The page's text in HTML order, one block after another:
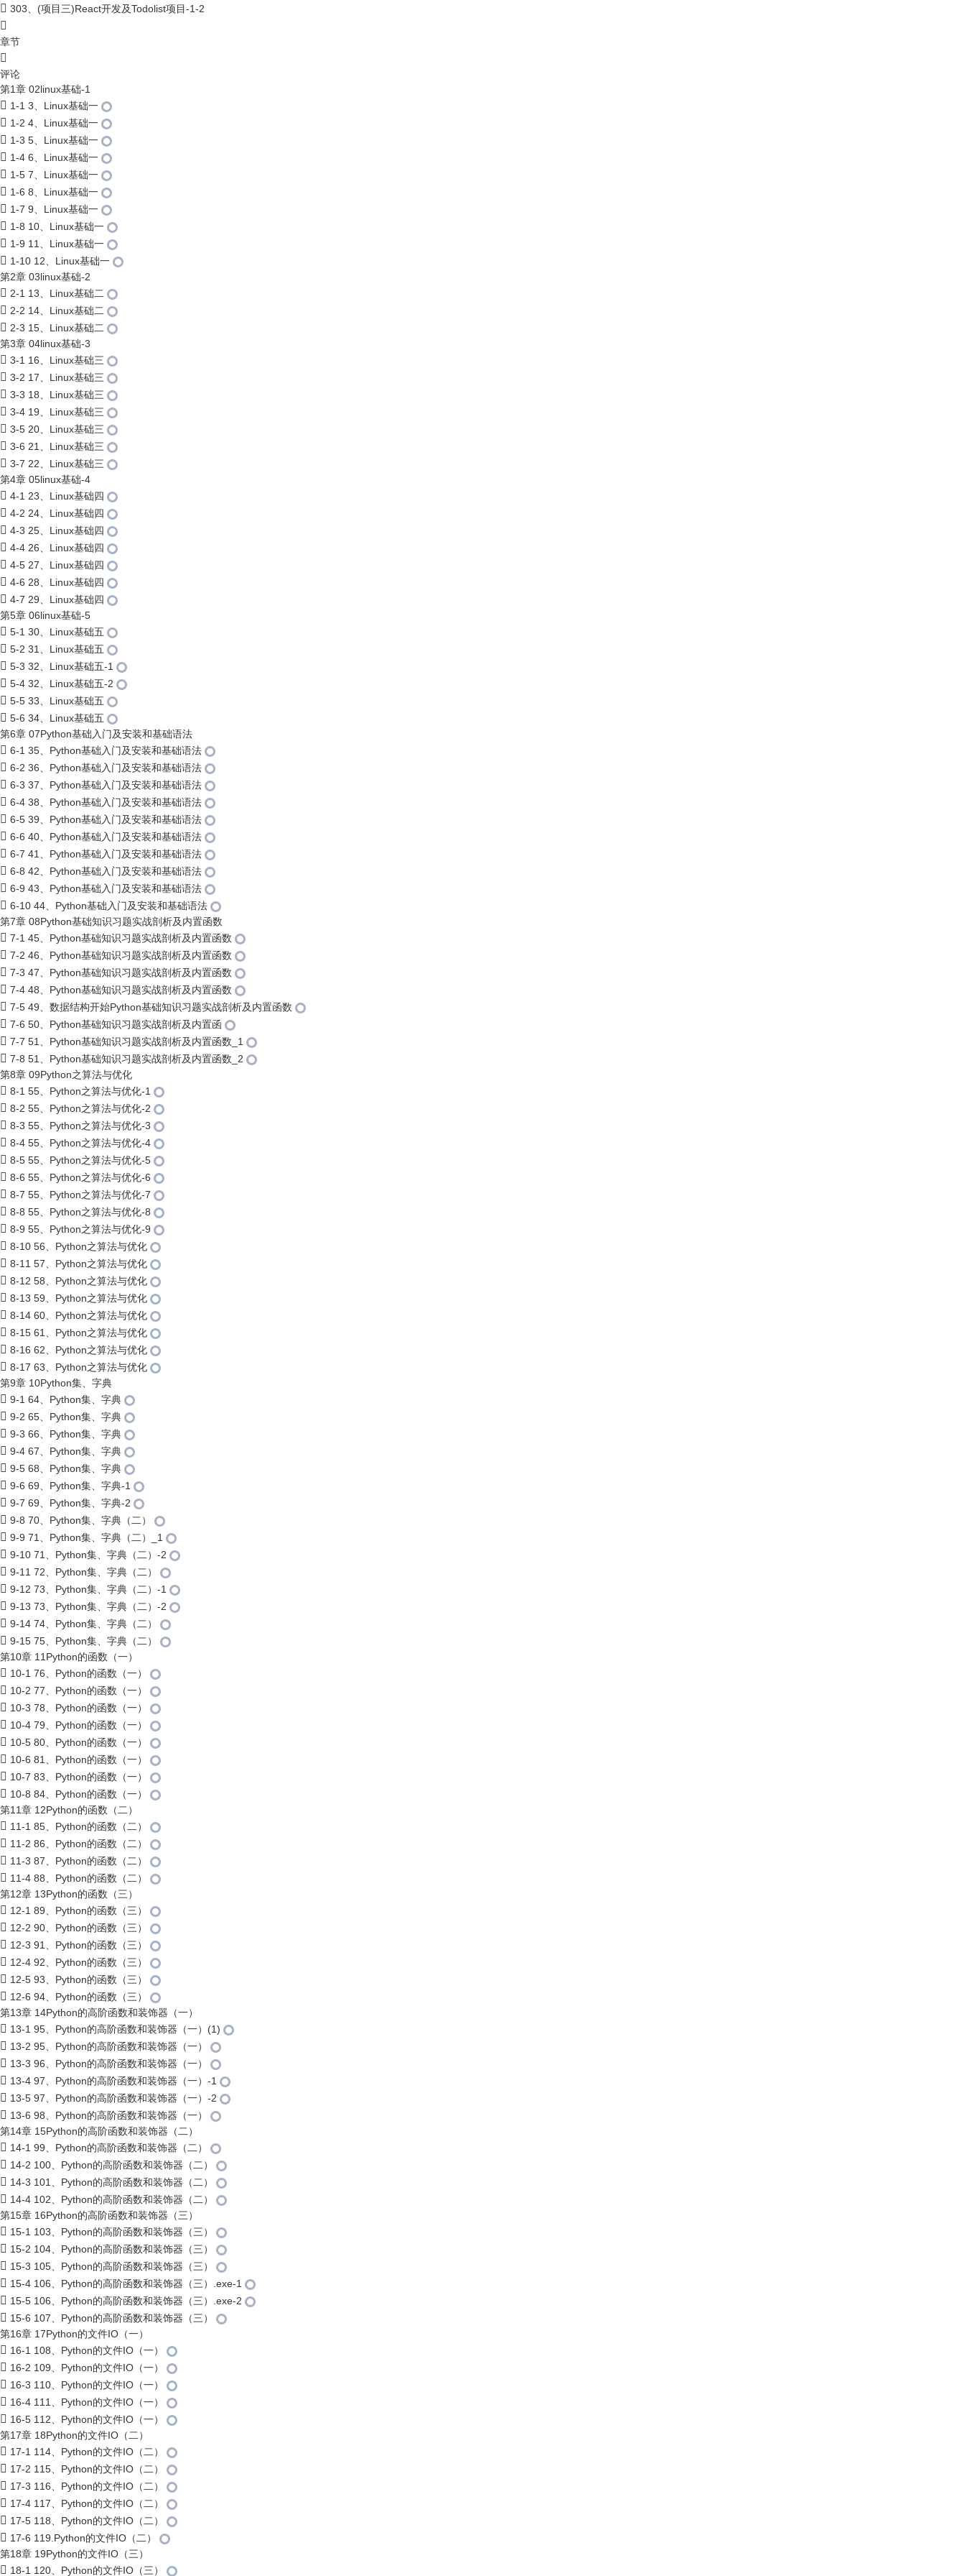
303、(项目三)React开发及Todolist项目-1-2
章节
评论
第1章 02linux基础-1
1-1 3、Linux基础一
1-2 4、Linux基础一
1-3 5、Linux基础一
1-4 6、Linux基础一
1-5 7、Linux基础一
1-6 8、Linux基础一
1-7 9、Linux基础一
1-8 10、Linux基础一
1-9 11、Linux基础一
1-10 12、Linux基础一
第2章 03linux基础-2
2-1 13、Linux基础二
2-2 14、Linux基础二
2-3 15、Linux基础二
第3章 04linux基础-3
3-1 16、Linux基础三
3-2 17、Linux基础三
3-3 18、Linux基础三
3-4 19、Linux基础三
3-5 20、Linux基础三
3-6 21、Linux基础三
3-7 22、Linux基础三
第4章 05linux基础-4
4-1 23、Linux基础四
4-2 24、Linux基础四
4-3 25、Linux基础四
4-4 26、Linux基础四
4-5 27、Linux基础四
4-6 28、Linux基础四
4-7 29、Linux基础四
第5章 06linux基础-5
5-1 30、Linux基础五
5-2 31、Linux基础五
5-3 32、Linux基础五-1
5-4 32、Linux基础五-2
5-5 33、Linux基础五
5-6 34、Linux基础五
第6章 07Python基础入门及安装和基础语法
6-1 35、Python基础入门及安装和基础语法
6-2 36、Python基础入门及安装和基础语法
6-3 37、Python基础入门及安装和基础语法
6-4 38、Python基础入门及安装和基础语法
6-5 39、Python基础入门及安装和基础语法
6-6 40、Python基础入门及安装和基础语法
6-7 41、Python基础入门及安装和基础语法
6-8 42、Python基础入门及安装和基础语法
6-9 43、Python基础入门及安装和基础语法
6-10 44、Python基础入门及安装和基础语法
第7章 08Python基础知识习题实战剖析及内置函数
7-1 45、Python基础知识习题实战剖析及内置函数
7-2 46、Python基础知识习题实战剖析及内置函数
7-3 47、Python基础知识习题实战剖析及内置函数
7-4 48、Python基础知识习题实战剖析及内置函数
7-5 49、数据结构开始Python基础知识习题实战剖析及内置函数
7-6 50、Python基础知识习题实战剖析及内置函
7-7 51、Python基础知识习题实战剖析及内置函数_1
7-8 51、Python基础知识习题实战剖析及内置函数_2
第8章 09Python之算法与优化
8-1 55、Python之算法与优化-1
8-2 55、Python之算法与优化-2
8-3 55、Python之算法与优化-3
8-4 55、Python之算法与优化-4
8-5 55、Python之算法与优化-5
8-6 55、Python之算法与优化-6
8-7 55、Python之算法与优化-7
8-8 55、Python之算法与优化-8
8-9 55、Python之算法与优化-9
8-10 56、Python之算法与优化
8-11 57、Python之算法与优化
8-12 58、Python之算法与优化
8-13 59、Python之算法与优化
8-14 60、Python之算法与优化
8-15 61、Python之算法与优化
8-16 62、Python之算法与优化
8-17 63、Python之算法与优化
第9章 10Python集、字典
9-1 64、Python集、字典
9-2 65、Python集、字典
9-3 66、Python集、字典
9-4 67、Python集、字典
9-5 68、Python集、字典
9-6 69、Python集、字典-1
9-7 69、Python集、字典-2
9-8 70、Python集、字典（二）
9-9 71、Python集、字典（二）_1
9-10 71、Python集、字典（二）-2
9-11 72、Python集、字典（二）
9-12 73、Python集、字典（二）-1
9-13 73、Python集、字典（二）-2
9-14 74、Python集、字典（二）
9-15 75、Python集、字典（二）
第10章 11Python的函数（一）
10-1 76、Python的函数（一）
10-2 77、Python的函数（一）
10-3 78、Python的函数（一）
10-4 79、Python的函数（一）
10-5 80、Python的函数（一）
10-6 81、Python的函数（一）
10-7 83、Python的函数（一）
10-8 84、Python的函数（一）
第11章 12Python的函数（二）
11-1 85、Python的函数（二）
11-2 86、Python的函数（二）
11-3 87、Python的函数（二）
11-4 88、Python的函数（二）
第12章 13Python的函数（三）
12-1 89、Python的函数（三）
12-2 90、Python的函数（三）
12-3 91、Python的函数（三）
12-4 92、Python的函数（三）
12-5 93、Python的函数（三）
12-6 94、Python的函数（三）
第13章 14Python的高阶函数和装饰器（一）
13-1 95、Python的高阶函数和装饰器（一）(1)
13-2 95、Python的高阶函数和装饰器（一）
13-3 96、Python的高阶函数和装饰器（一）
13-4 97、Python的高阶函数和装饰器（一）-1
13-5 97、Python的高阶函数和装饰器（一）-2
13-6 98、Python的高阶函数和装饰器（一）
第14章 15Python的高阶函数和装饰器（二）
14-1 99、Python的高阶函数和装饰器（二）
14-2 100、Python的高阶函数和装饰器（二）
14-3 101、Python的高阶函数和装饰器（二）
14-4 102、Python的高阶函数和装饰器（二）
第15章 16Python的高阶函数和装饰器（三）
15-1 103、Python的高阶函数和装饰器（三）
15-2 104、Python的高阶函数和装饰器（三）
15-3 105、Python的高阶函数和装饰器（三）
15-4 106、Python的高阶函数和装饰器（三）.exe-1
15-5 106、Python的高阶函数和装饰器（三）.exe-2
15-6 107、Python的高阶函数和装饰器（三）
第16章 17Python的文件IO（一）
16-1 108、Python的文件IO（一）
16-2 109、Python的文件IO（一）
16-3 110、Python的文件IO（一）
16-4 111、Python的文件IO（一）
16-5 112、Python的文件IO（一）
第17章 18Python的文件IO（二）
17-1 114、Python的文件IO（二）
17-2 115、Python的文件IO（二）
17-3 116、Python的文件IO（二）
17-4 117、Python的文件IO（二）
17-5 118、Python的文件IO（二）
17-6 119.Python的文件IO（二）
第18章 19Python的文件IO（三）
18-1 120、Python的文件IO（三）